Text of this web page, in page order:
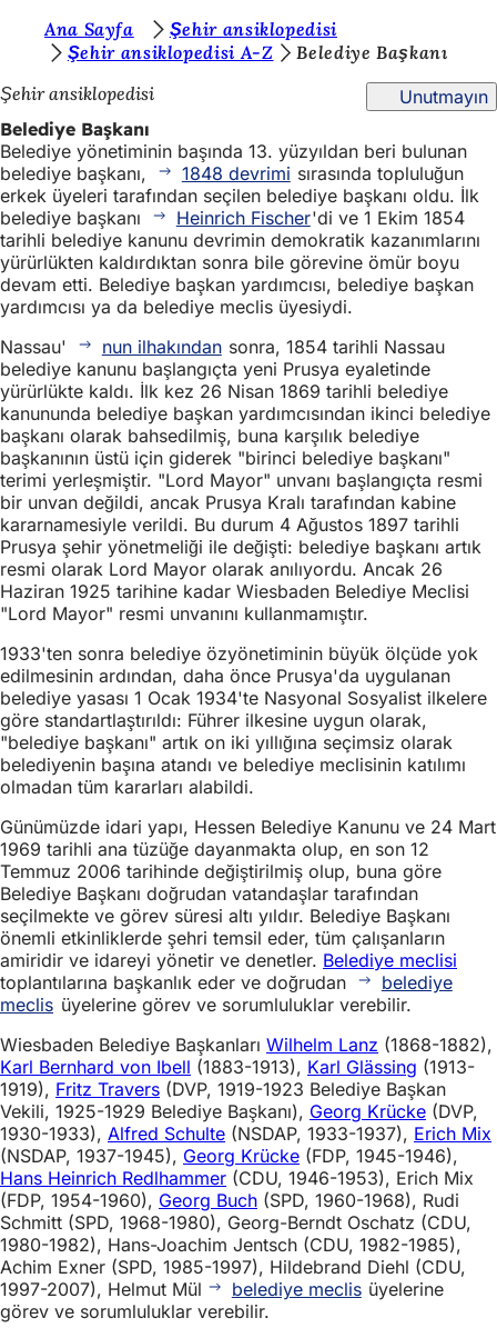
İçeriğe atla
r
a
d
a
s
ı
n
ı
z
:
Ana Sayfa
Şehir ansiklopedisi
Şehir ansiklopedisi A-Z
Belediye Başkanı
Şehir ansiklopedisi
Unutmayın
Belediye Başkanı
Belediye yönetiminin başında 13. yüzyıldan beri bulunan
belediye başkanı,
1848 devrimi sırasında topluluğun
erkek üyeleri tarafından seçilen belediye başkanı oldu. İlk
belediye başkanı
Heinrich Fischer'di ve 1 Ekim 1854
tarihli belediye kanunu devrimin demokratik kazanımlarını
yürürlükten kaldırdıktan sonra bile görevine ömür boyu
devam etti. Belediye başkan yardımcısı, belediye başkan
yardımcısı ya da belediye meclis üyesiydi.
Nassau'
nun ilhakından sonra, 1854 tarihli Nassau
belediye kanunu başlangıçta yeni Prusya eyaletinde
yürürlükte kaldı. İlk kez 26 Nisan 1869 tarihli belediye
kanununda belediye başkan yardımcısından ikinci belediye
başkanı olarak bahsedilmiş, buna karşılık belediye
başkanının üstü için giderek "birinci belediye başkanı"
terimi yerleşmiştir. "Lord Mayor" unvanı başlangıçta resmi
bir unvan değildi, ancak Prusya Kralı tarafından kabine
kararnamesiyle verildi. Bu durum 4 Ağustos 1897 tarihli
Prusya şehir yönetmeliği ile değişti: belediye başkanı artık
resmi olarak Lord Mayor olarak anılıyordu. Ancak 26
Haziran 1925 tarihine kadar Wiesbaden Belediye Meclisi
"Lord Mayor" resmi unvanını kullanmamıştır.
1933'ten sonra belediye özyönetiminin büyük ölçüde yok
edilmesinin ardından, daha önce Prusya'da uygulanan
belediye yasası 1 Ocak 1934'te Nasyonal Sosyalist ilkelere
göre standartlaştırıldı: Führer ilkesine uygun olarak,
"belediye başkanı" artık on iki yıllığına seçimsiz olarak
belediyenin başına atandı ve belediye meclisinin katılımı
olmadan tüm kararları alabildi.
Günümüzde idari yapı, Hessen Belediye Kanunu ve 24 Mart
1969 tarihli ana tüzüğe dayanmakta olup, en son 12
Temmuz 2006 tarihinde değiştirilmiş olup, buna göre
Belediye Başkanı doğrudan vatandaşlar tarafından
seçilmekte ve görev süresi altı yıldır. Belediye Başkanı
önemli etkinliklerde şehri temsil eder, tüm çalışanların
amiridir ve idareyi yönetir ve denetler. Belediye meclisi
toplantılarına başkanlık eder ve doğrudan
belediye
meclis üyelerine görev ve sorumluluklar verebilir.
Wiesbaden Belediye Başkanları Wilhelm Lanz (1868-1882),
Karl Bernhard von Ibell (1883-1913), Karl Glässing (1913-
1919), Fritz Travers (DVP, 1919-1923 Belediye Başkan
Vekili, 1925-1929 Belediye Başkanı), Georg Krücke (DVP,
1930-1933), Alfred Schulte (NSDAP, 1933-1937), Erich Mix
(NSDAP, 1937-1945), Georg Krücke (FDP, 1945-1946),
Hans Heinrich Redlhammer (CDU, 1946-1953), Erich Mix
(FDP, 1954-1960), Georg Buch (SPD, 1960-1968), Rudi
Schmitt (SPD, 1968-1980), Georg-Berndt Oschatz (CDU,
1980-1982), Hans-Joachim Jentsch (CDU, 1982-1985),
Achim Exner (SPD, 1985-1997), Hildebrand Diehl (CDU,
1997-2007), Helmut Mül
belediye meclis üyelerine
görev ve sorumluluklar verebilir.